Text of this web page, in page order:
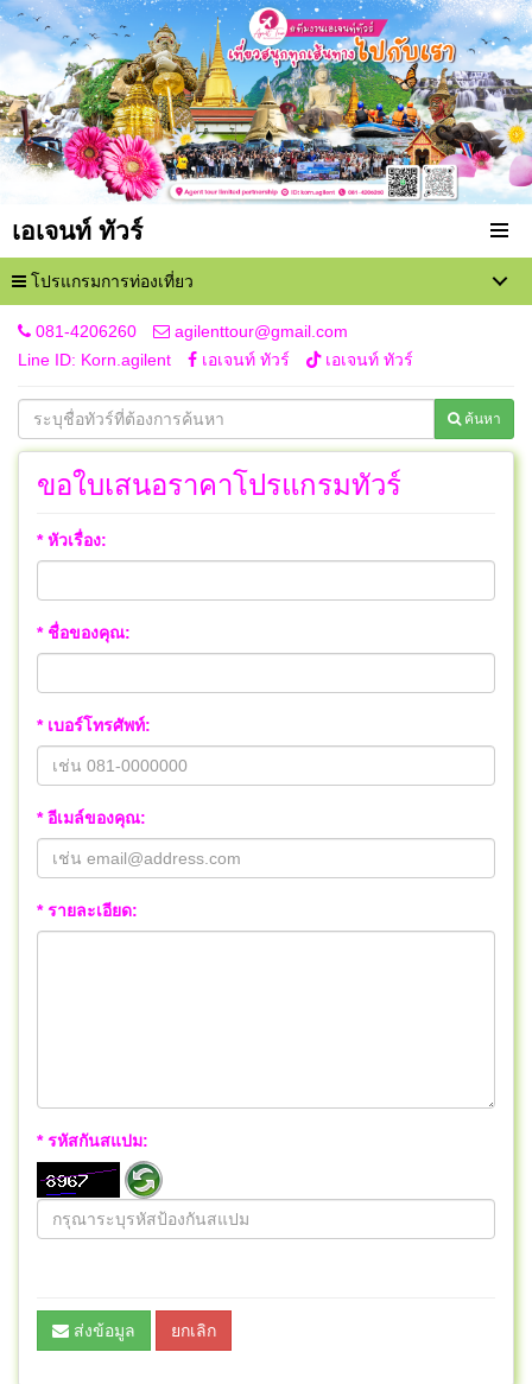
เอเจนท์ ทัวร์
โปรแกรมการท่องเที่ยว
081-4206260
agilenttour@gmail.com
Line ID: Korn.agilent
เอเจนท์ ทัวร์ เอเจนท์ ทัวร์
ค้นหา
ขอใบเสนอราคาโปรแกรมทัวร์
* หัวเรื่อง:
* ชื่อของคุณ:
* เบอร์โทรศัพท์:
* อีเมล์ของคุณ:
* รายละเอียด:
* รหัสกันสแปม:
ส่งข้อมูล ยกเลิก